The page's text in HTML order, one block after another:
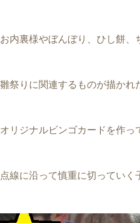
お内裏様やぼんぼり、ひし餅、
雛祭りに関連するものが描かれ
オリジナルビンゴカードを作っ
点線に沿って慎重に切っていく